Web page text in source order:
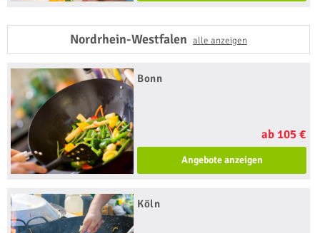
Nordrhein-Westfalen alle anzeigen
Bonn
ab 105 €
Angebote anzeigen
Köln